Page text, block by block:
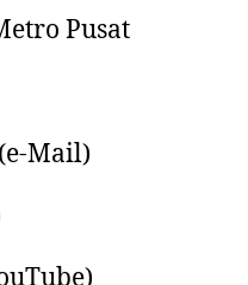
Pusat
Mail)